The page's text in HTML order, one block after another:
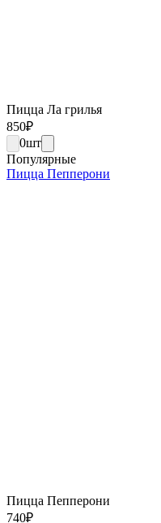
Пицца Ла грилья
850₽
0шт
Популярные
Пицца Пепперони
Пицца Пепперони
740₽